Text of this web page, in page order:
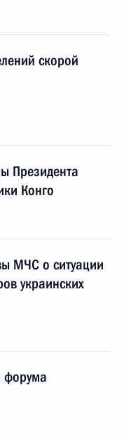
скорой
Президента
Конго
МЧС о ситуации
украинских
форума